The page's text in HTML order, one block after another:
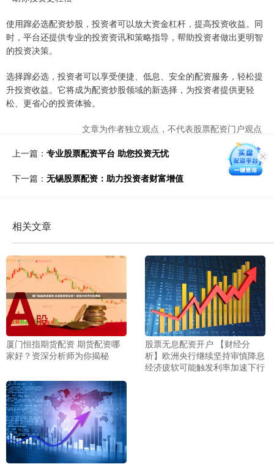
使用蹿必选配资炒股，投资者可以放大资金杠杆，提高投资收益。同
时，平台还提供专业的投资资讯和策略指导，帮助投资者做出更明智
的投资决策。
选择蹿必选，投资者可以享受便捷、低息、安全的配资服务，轻松提
升投资收益。它将成为配资炒股领域的新选择，为投资者提供更轻
松、更省心的投资体验。
文章为作者独立观点，不代表股票配资门户观点
上一篇： 专业股票配资平台 助您投资无忧
下一篇： 无锡股票配资：助力投资者财富增值
相关文章
厦门恒指期货配资 期货配资哪
家好？资深分析师为你揭秘
股票无息配资开户 【财经分
析】欧洲央行继续坚持审慎降息
经济疲软可能触发利率加速下行